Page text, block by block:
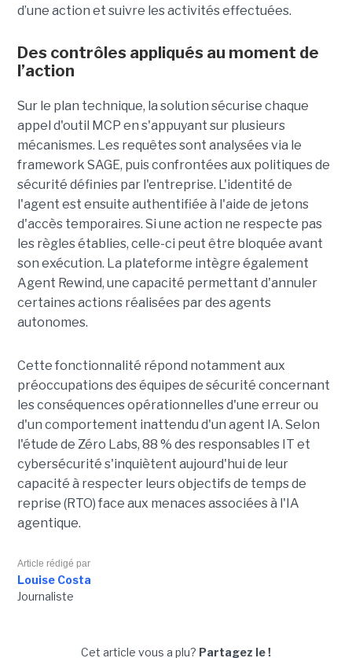
d’une action et suivre les activités effectuées.
Des contrôles appliqués au moment de
l’action
Sur le plan technique, la solution sécurise chaque
appel d'outil MCP en s'appuyant sur plusieurs
mécanismes. Les requêtes sont analysées via le
framework SAGE, puis confrontées aux politiques de
sécurité définies par l'entreprise. L'identité de
l'agent est ensuite authentifiée à l'aide de jetons
d'accès temporaires. Si une action ne respecte pas
les règles établies, celle-ci peut être bloquée avant
son exécution. La plateforme intègre également
Agent Rewind, une capacité permettant d'annuler
certaines actions réalisées par des agents
autonomes.
Cette fonctionnalité répond notamment aux
préoccupations des équipes de sécurité concernant
les conséquences opérationnelles d'une erreur ou
d'un comportement inattendu d'un agent IA. Selon
l'étude de Zéro Labs, 88 % des responsables IT et
cybersécurité s'inquiètent aujourd'hui de leur
capacité à respecter leurs objectifs de temps de
reprise (RTO) face aux menaces associées à l'IA
agentique.
Article rédigé par
Louise Costa
Journaliste
Cet article vous a plu? Partagez le !